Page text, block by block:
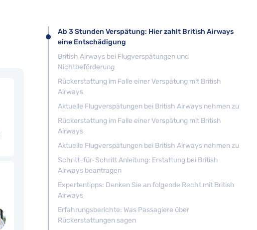
Ab 3 Stunden Verspätung: Hier zahlt British Airways
eine Entschädigung
British Airways bei Flugverspätungen und
Nichtbeförderung
Rückerstattung im Falle einer Verspätung mit British
Airways
Aktuelle Flugverspätungen bei British Airways nehmen zu
Rückerstattung im Falle einer Verspätung mit British
Airways
Aktuelle Flugverspätungen bei British Airways nehmen zu
Schritt-für-Schritt Anleitung: Erstattung bei British
Airways beantragen
Expertentipps: Denken Sie an folgende Recht mit British
Airways
Erfahrungsberichte: Was Passagiere über
Rückerstattungen sagen